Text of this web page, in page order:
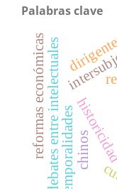
Palabras clave
historicidad
temporalidades
debates entre intelectuales
reformas económicas chinos